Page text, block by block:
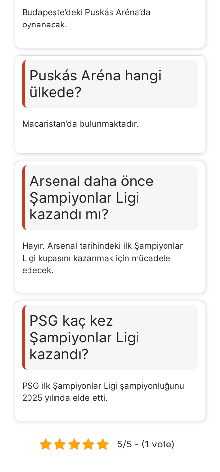
Budapeşte’deki Puskás Aréna’da
oynanacak.
Puskás Aréna hangi
ülkede?
Macaristan’da bulunmaktadır.
Arsenal daha önce
Şampiyonlar Ligi
kazandı mı?
Hayır. Arsenal tarihindeki ilk Şampiyonlar
Ligi kupasını kazanmak için mücadele
edecek.
PSG kaç kez
Şampiyonlar Ligi
kazandı?
PSG ilk Şampiyonlar Ligi şampiyonluğunu
2025 yılında elde etti.
5/5 - (1 vote)